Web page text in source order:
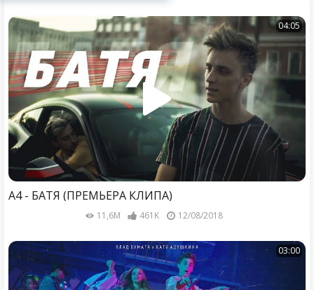
04:05
А4 - БАТЯ (ПРЕМЬЕРА КЛИПА)
11,6M 461K 12/08/2018
03:00